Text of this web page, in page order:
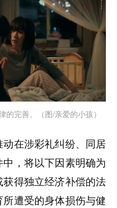
的完善。（图/亲爱的小孩）
在涉彩礼纠纷、同居
，将以下因素明确为
得独立经济补偿的法
遭受的身体损伤与健